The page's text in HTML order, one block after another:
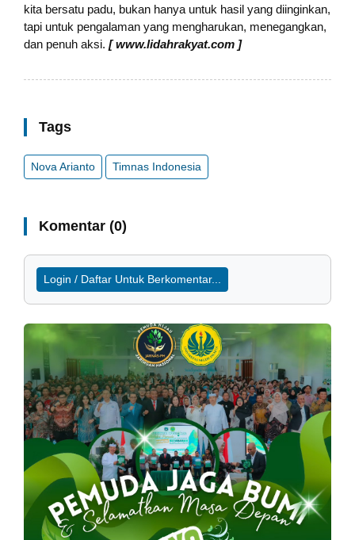
kita bersatu padu, bukan hanya untuk hasil yang diinginkan,
tapi untuk pengalaman yang mengharukan, menegangkan,
dan penuh aksi. [ www.lidahrakyat.com ]
Tags
Nova Arianto Timnas Indonesia
Komentar (0)
Login / Daftar Untuk Berkomentar...